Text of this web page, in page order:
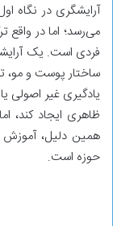
آرایشگری در نگاه
می‌رسد؛ اما در واقع
فردی است. یک
ساختار پوست و مو،
یادگیری غیر اصولی
ظاهری ایجاد کند،
همین دلیل، آموزش
حوزه است.